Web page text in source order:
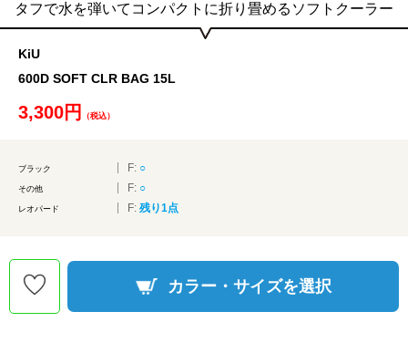
タフで水を弾いてコンパクトに折り畳めるソフトクーラー
KiU
600D SOFT CLR BAG 15L
3,300円 （税込）
ブラック F: ○
その他 F: ○
レオパード F: 残り1点
カラー・サイズを選択